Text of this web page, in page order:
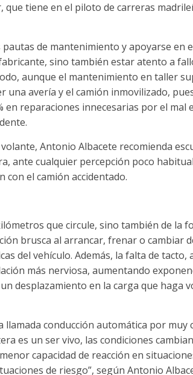
tiene en el piloto de carreras
de mantenimiento y apoyarse en
sino también estar atento a
aunque el mantenimiento en taller
una avería y el camión inmovilizado,
reparaciones innecesarias por el mal
Antonio Albacete recomienda
ante cualquier percepción poco
con el camión accidentado.
que circule, sino también de la
brusca al arrancar, frenar o cambiar
del vehículo. Además, la falta de tacto,
más nerviosa, aumentando
desplazamiento en la carga que haga
conducción automática por muy
es un ser vivo, las condiciones
capacidad de reacción en
de riesgo”, según Antonio